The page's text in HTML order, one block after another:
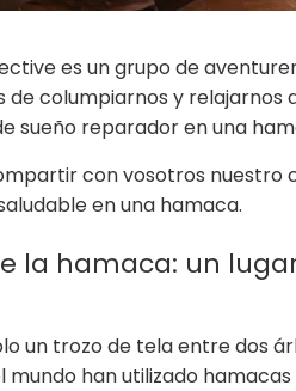
es un grupo de
de columpiarnos y
sueño reparador en una
con vosotros
en una hamaca.
la hamaca: un
un trozo de tela entre dos
mundo han utilizado